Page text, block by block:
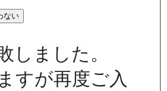
ない
しました。
すが再度ご入